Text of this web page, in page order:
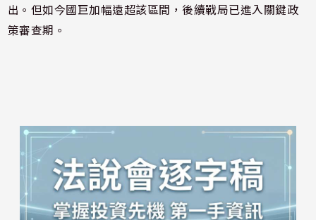
出。但如今國巨加幅遠超該區間，後續戰局已進入關鍵政
策審查期。